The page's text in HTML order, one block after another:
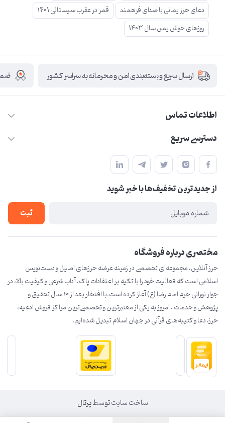
دعای حرز یمانی با صدای فرهمند
قمر در عقرب سیستانی 1401
روزهای خوش یمن سال 1403
ارسال سریع و بسته‌بندی امن و محرمانه به سراسر کشور
اطلاعات تماس
09210446578
herzeonline@gmail.com
مشهد مقدس ،خیابان امام رضا(ع) ، حرم مطهر رضوی ، فلکه آب ، بازار
امام رضا (ع)
دسترسی سریع
حساب کاربری
مجله فروشگاه
لیست محصولات
درباره ما
از جدید‌ترین تخفیف‌ها با‌ خبر شوید
ثبت
مختصری درباره فروشگاه
حرز آنلاین، مجموعه‌ای تخصصی در زمینه عرضه حرزهای اصیل و دست‌نویس
اسلامی است که فعالیت خود را با تکیه بر اعتقادات پاک، آداب شرعی و کیفیت بالا، در
جوار نورانی حرم امام رضا (ع) آغاز کرده است.با افتخار بعد از 10 سال تحقیق و
پژوهش و خدمات ، امروز به یکی از معتبرترین و تخصصی‌ترین مراکز فروش ادعیه،
حرز، دعا و کتیبه‌های قرآنی در جهان اسلام تبدیل شده‌ایم.
ساخت سایت توسطپرتال